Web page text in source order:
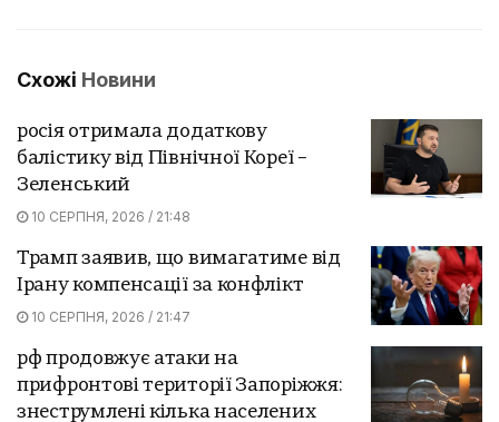
Схожі Новини
росія отримала додаткову
балістику від Північної Кореї –
Зеленський
10 СЕРПНЯ, 2026 / 21:48
Трамп заявив, що вимагатиме від
Ірану компенсації за конфлікт
10 СЕРПНЯ, 2026 / 21:47
рф продовжує атаки на
прифронтові території Запоріжжя:
знеструмлені кілька населених